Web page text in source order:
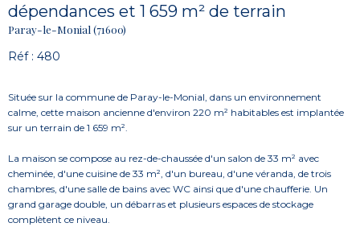
dépendances et 1 659 m² de terrain
Paray-le-Monial (71600)
Réf : 480
Située sur la commune de Paray-le-Monial, dans un environnement
calme, cette maison ancienne d'environ 220 m² habitables est implantée
sur un terrain de 1 659 m².
La maison se compose au rez-de-chaussée d'un salon de 33 m² avec
cheminée, d'une cuisine de 33 m², d'un bureau, d'une véranda, de trois
chambres, d'une salle de bains avec WC ainsi que d'une chaufferie. Un
grand garage double, un débarras et plusieurs espaces de stockage
complètent ce niveau.